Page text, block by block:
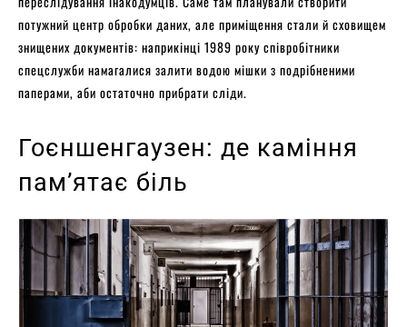
потужний центр обробки даних, але приміщення стали й сховищем
знищених документів: наприкінці 1989 року співробітники
спецслужби намагалися залити водою мішки з подрібненими
паперами, аби остаточно прибрати сліди.
Гоєншенгаузен: де каміння
пам’ятає біль